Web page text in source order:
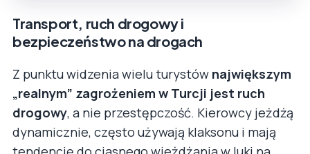
Transport, ruch drogowy i
bezpieczeństwo na drogach
Z punktu widzenia wielu turystów największym
„realnym” zagrożeniem w Turcji jest ruch
drogowy, a nie przestępczość. Kierowcy jeżdżą
dynamicznie, często używają klaksonu i mają